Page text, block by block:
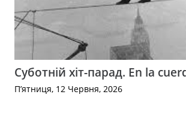
Суботній хіт-парад. En la
П’ятниця, 12 Червня, 2026